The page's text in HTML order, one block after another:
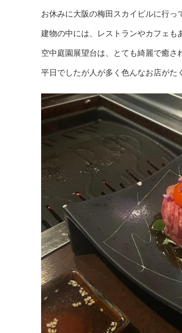
お休みに大阪の梅田スカイビルに行っ
建物の中には、レストランやカフェも
空中庭園展望台は、とても綺麗で癒さ
平日でしたが人が多く色んなお店がた